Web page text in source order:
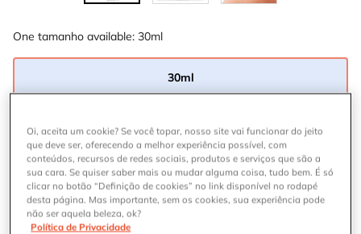
One tamanho available: 30ml
Selected
30ml, 1 of 1
Onde Comprar SÉRUM CORRETOR REJUVENESCEDOR FACIAL
ONDE COMPRAR
ENCONTRE SEU PROTETOR SOLAR IDEAL
Responda ao teste para descobrir o protetor solar
ideal para a sua pele.
Oi, aceita um cookie? Se você topar, nosso site vai funcionar do jeito
que deve ser, oferecendo a melhor experiência possível, com
conteúdos, recursos de redes sociais, produtos e serviços que são a
sua cara. Se quiser saber mais ou mudar alguma coisa, tudo bem. É só
clicar no botão “Definição de cookies” no link disponível no rodapé
desta página. Mas importante, sem os cookies, sua experiência pode
não ser aquela beleza, ok?
Política de Privacidade